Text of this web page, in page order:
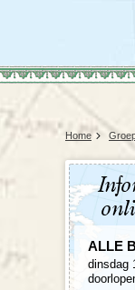
Home
ALLE
dinsdag